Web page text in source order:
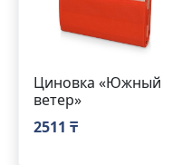
Циновка «Южный
ветер»
2511 ₸